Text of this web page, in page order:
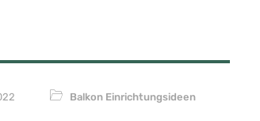
Balkon Einrichtungsideen